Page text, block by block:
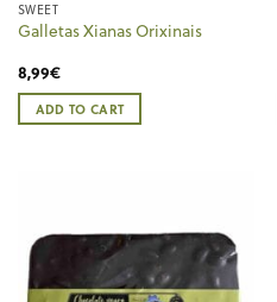
SWEET
Galletas Xianas Orixinais
8,99€
ADD TO CART